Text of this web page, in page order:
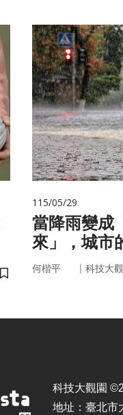
儲存書籤
115/05/29
當降雨變成
來」，城市
即時應變？
何楷平 ｜ 科技大
科技大觀園
地址：臺北市